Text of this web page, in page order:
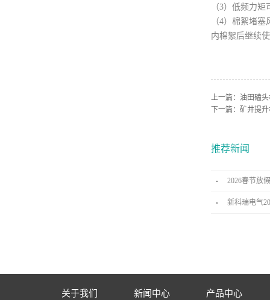
（3）低频力
（4）棉絮堵
内棉絮后继续
上一篇： 油田磕
下一篇： 矿井提
推荐新闻
2026春节放
新科瑞电气
关于我们 新闻中心 产品中心